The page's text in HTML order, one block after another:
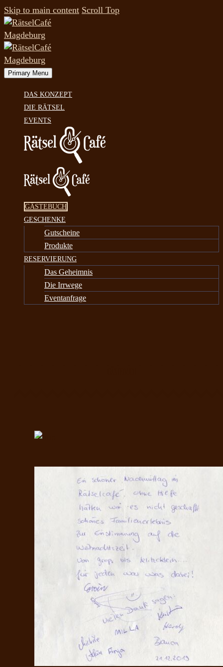
Skip to main content Scroll Top
Primary Menu
DAS KONZEPT
DIE RÄTSEL
EVENTS
GÄSTEBUCH
GESCHENKE
Gutscheine
Produkte
RESERVIERUNG
Das Geheimnis
Die Irrwege
Eventanfrage